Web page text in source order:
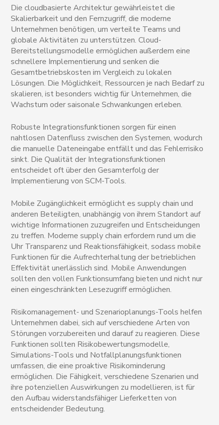
Die cloudbasierte Architektur gewährleistet die
Skalierbarkeit und den Fernzugriff, die moderne
Unternehmen benötigen, um verteilte Teams und
globale Aktivitäten zu unterstützen. Cloud-
Bereitstellungsmodelle ermöglichen außerdem eine
schnellere Implementierung und senken die
Gesamtbetriebskosten im Vergleich zu lokalen
Lösungen. Die Möglichkeit, Ressourcen je nach Bedarf zu
skalieren, ist besonders wichtig für Unternehmen, die
Wachstum oder saisonale Schwankungen erleben.
Robuste Integrationsfunktionen sorgen für einen
nahtlosen Datenfluss zwischen den Systemen, wodurch
die manuelle Dateneingabe entfällt und das Fehlerrisiko
sinkt. Die Qualität der Integrationsfunktionen
entscheidet oft über den Gesamterfolg der
Implementierung von SCM-Tools.
Mobile Zugänglichkeit ermöglicht es supply chain und
anderen Beteiligten, unabhängig von ihrem Standort auf
wichtige Informationen zuzugreifen und Entscheidungen
zu treffen. Moderne supply chain erfordern rund um die
Uhr Transparenz und Reaktionsfähigkeit, sodass mobile
Funktionen für die Aufrechterhaltung der betrieblichen
Effektivität unerlässlich sind. Mobile Anwendungen
sollten den vollen Funktionsumfang bieten und nicht nur
einen eingeschränkten Lesezugriff ermöglichen.
Risikomanagement- und Szenarioplanungs-Tools helfen
Unternehmen dabei, sich auf verschiedene Arten von
Störungen vorzubereiten und darauf zu reagieren. Diese
Funktionen sollten Risikobewertungsmodelle,
Simulations-Tools und Notfallplanungsfunktionen
umfassen, die eine proaktive Risikominderung
ermöglichen. Die Fähigkeit, verschiedene Szenarien und
ihre potenziellen Auswirkungen zu modellieren, ist für
den Aufbau widerstandsfähiger Lieferketten von
entscheidender Bedeutung.